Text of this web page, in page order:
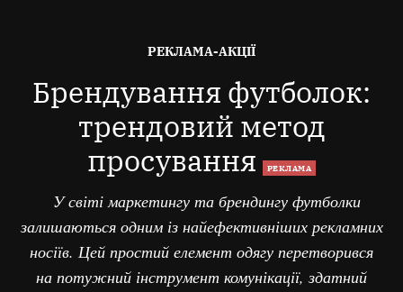
ОПУБЛІКОВАНО
РЕКЛАМА-АКЦІЇ
Брендування футболок:
трендовий метод
просування
РЕКЛАМА
У світі маркетингу та брендингу футболки
залишаються одним із найефективніших рекламних
носіїв. Цей простий елемент одягу перетворився
на потужний інструмент комунікації, здатний